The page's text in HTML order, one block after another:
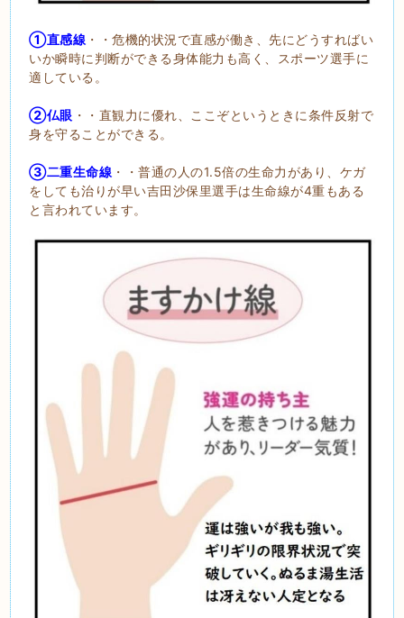
①直感線 ・・危機的状況で直感が働き、先にどうすればい
いか瞬時に判断ができる身体能力も高く、スポーツ選手に
適している。
②仏眼 ・・直観力に優れ、ここぞというときに条件反射で
身を守ることができる。
③二重生命線 ・・普通の人の1.5倍の生命力があり、ケガ
をしても治りが早い吉田沙保里選手は生命線が4重もある
と言われています。